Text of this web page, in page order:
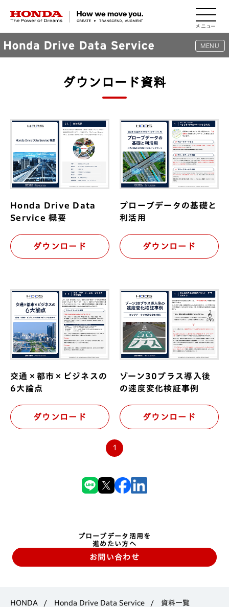
HONDA The Power of Dreams
MENU
TOP
活用事例
路面管理
渋滞対策
都市計画
交通安全
導入企業
トピックス
コラム
お問い合わせ
ダウンロード資料
Honda Drive Data
Service 概要
ダウンロード
プローブデータの基礎と
利活用
ダウンロード
交通×都市×ビジネスの
6大論点
ダウンロード
ゾーン30プラス導入後
の速度変化検証事例
ダウンロード
1
プローブデータ活用を
進めたい方へ
お問い合わせ
HONDA Honda Drive Data Service 資料一覧